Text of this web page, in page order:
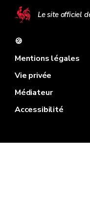
Le site officiel
🍪
Mentions légales
Vie privée
Médiateur
Accessibilité